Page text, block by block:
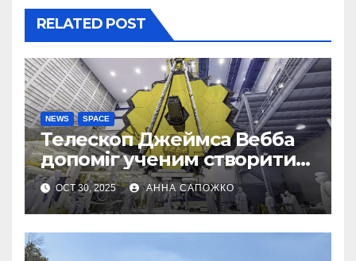
RELATED POST
NEWS SPACE
Телескоп Джеймса Вебба
допоміг ученим створити
першу 3D-карту
екзопланети
OCT 30, 2025 АННА САПОЖКО